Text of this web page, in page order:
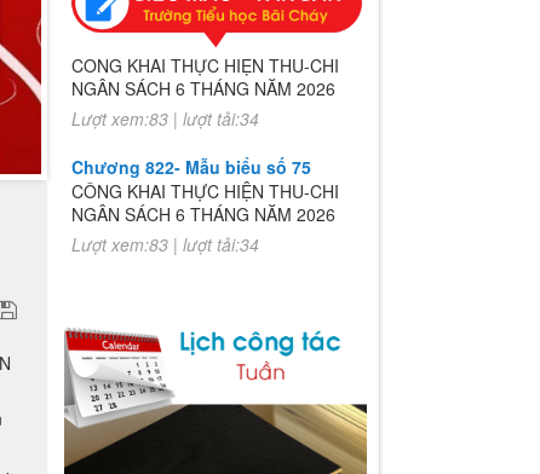
Chương 822- Mẫu biểu số 75
CÔNG KHAI THỰC HIỆN THU-CHI
NGÂN SÁCH 6 THÁNG NĂM 2026
Lượt xem:83 | lượt tải:34
CÔNG KHAI THỰC HIỆN THU-CHI
NGÂN SÁCH 6 THÁNG NĂM 2026
Lượt xem:83 | lượt tải:34